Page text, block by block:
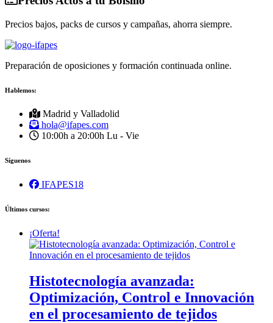
Precios bajos, packs de cursos y campañas, ahorra siempre.
Preparación de oposiciones y formación continuada online.
Hablemos:
Madrid y Valladolid
hola@ifapes.com
10:00h a 20:00h Lu - Vie
Síguenos
IFAPES18
Últimos cursos:
¡Oferta!
Histotecnología avanzada:
Optimización, Control e Innovación
en el procesamiento de tejidos